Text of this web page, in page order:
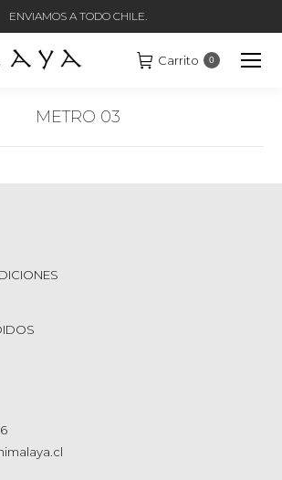
ENVIAMOS A TODO CHILE.
Carrito 0
METRO 03